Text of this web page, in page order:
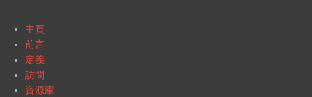
主頁
前言
定義
訪問
資源庫